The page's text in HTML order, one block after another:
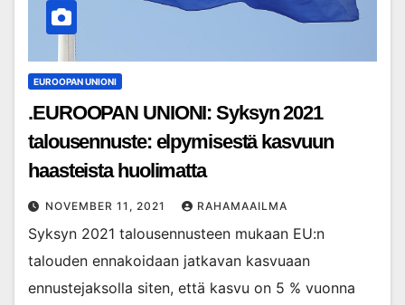
EUROOPAN UNIONI
.EUROOPAN UNIONI: Syksyn 2021
talousennuste: elpymisestä kasvuun
haasteista huolimatta
NOVEMBER 11, 2021 RAHAMAAILMA
Syksyn 2021 talousennusteen mukaan EU:n
talouden ennakoidaan jatkavan kasvuaan
ennustejaksolla siten, että kasvu on 5 % vuonna